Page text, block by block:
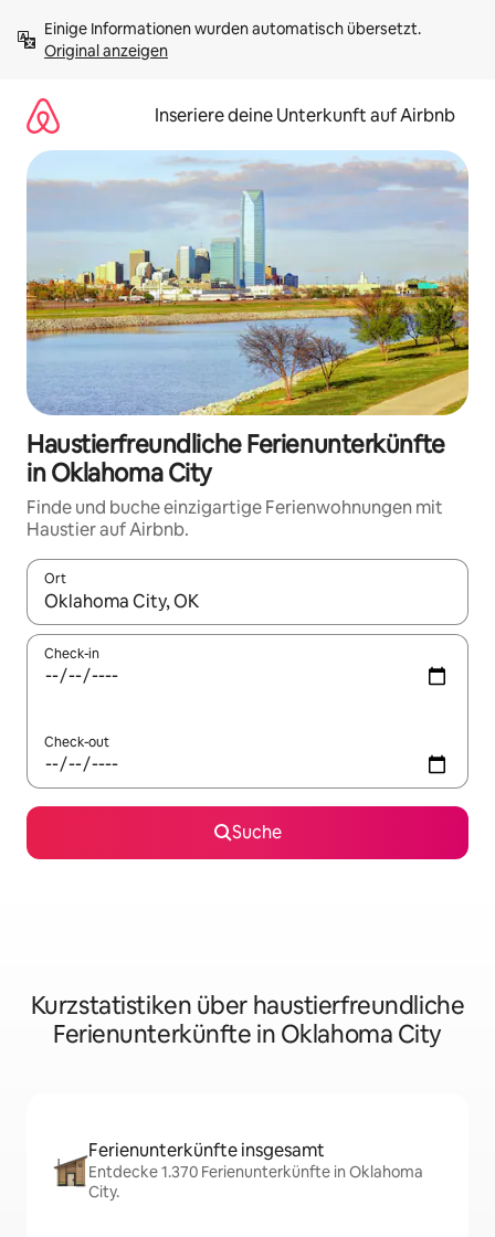
Inhalten
springenOriginal anzeigen
Inseriere deine Unterkunft auf Airbnb
Haustierfreundliche Ferienunterkünfte
in Oklahoma City
Finde und buche einzigartige Ferienwohnungen mit
Haustier auf Airbnb.
Ort
Wenn Ergebnisse verfügbar sind, navigiere mit den
Check-in
Check-out
Suche
Kurzstatistiken über haustierfreundliche
Ferienunterkünfte in Oklahoma City
Ferienunterkünfte insgesamt
Entdecke 1.370 Ferienunterkünfte in Oklahoma
City.